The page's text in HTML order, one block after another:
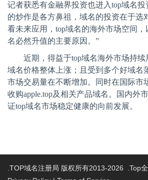
记者获悉有金融界投资也进入top域名投
的炒作是各方鼻祖，域名的投资在于选
看未来应用， top域名的海外市场空间
名必然升值的主要原因。”
近期，得益于top域名海外市场持续
域名价格整体上涨；且受到多个好域名
市场交易量在不断增加。同时在国际市
收购apple.top及相关产品域名。国内外
证top域名市场稳定健康的向前发展。
.TOP域名注册局 版权所有2013-2026 .Top